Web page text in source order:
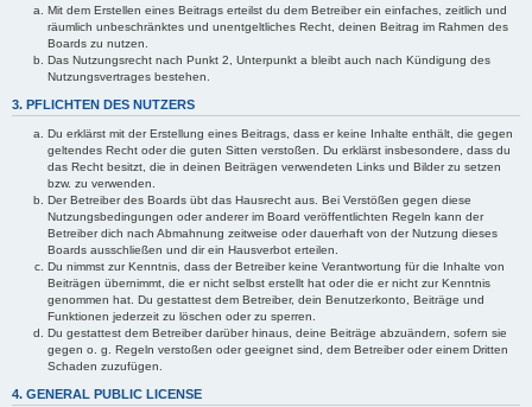
Mit dem Erstellen eines Beitrags erteilst du dem Betreiber ein einfaches, zeitlich und
räumlich unbeschränktes und unentgeltliches Recht, deinen Beitrag im Rahmen des
Boards zu nutzen.
Das Nutzungsrecht nach Punkt 2, Unterpunkt a bleibt auch nach Kündigung des
Nutzungsvertrages bestehen.
3. PFLICHTEN DES NUTZERS
Du erklärst mit der Erstellung eines Beitrags, dass er keine Inhalte enthält, die gegen
geltendes Recht oder die guten Sitten verstoßen. Du erklärst insbesondere, dass du
das Recht besitzt, die in deinen Beiträgen verwendeten Links und Bilder zu setzen
bzw. zu verwenden.
Der Betreiber des Boards übt das Hausrecht aus. Bei Verstößen gegen diese
Nutzungsbedingungen oder anderer im Board veröffentlichten Regeln kann der
Betreiber dich nach Abmahnung zeitweise oder dauerhaft von der Nutzung dieses
Boards ausschließen und dir ein Hausverbot erteilen.
Du nimmst zur Kenntnis, dass der Betreiber keine Verantwortung für die Inhalte von
Beiträgen übernimmt, die er nicht selbst erstellt hat oder die er nicht zur Kenntnis
genommen hat. Du gestattest dem Betreiber, dein Benutzerkonto, Beiträge und
Funktionen jederzeit zu löschen oder zu sperren.
Du gestattest dem Betreiber darüber hinaus, deine Beiträge abzuändern, sofern sie
gegen o. g. Regeln verstoßen oder geeignet sind, dem Betreiber oder einem Dritten
Schaden zuzufügen.
4. GENERAL PUBLIC LICENSE